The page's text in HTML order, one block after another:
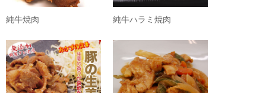
純牛焼肉 純牛ハラミ焼肉